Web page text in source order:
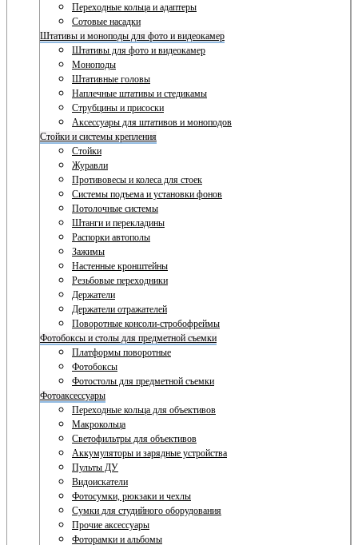
Переходные кольца и адаптеры
Сотовые насадки
Штативы и моноподы для фото и видеокамер
Штативы для фото и видеокамер
Моноподы
Штативные головы
Наплечные штативы и стедикамы
Струбцины и присоски
Аксессуары для штативов и моноподов
Стойки и системы крепления
Стойки
Журавли
Противовесы и колеса для стоек
Системы подъема и установки фонов
Потолочные системы
Штанги и перекладины
Распорки автополы
Зажимы
Настенные кронштейны
Резьбовые переходники
Держатели
Держатели отражателей
Поворотные консоли-стробофреймы
Фотобоксы и столы для предметной съемки
Платформы поворотные
Фотобоксы
Фотостолы для предметной съемки
Фотоаксессуары
Переходные кольца для объективов
Макрокольца
Светофильтры для объективов
Аккумуляторы и зарядные устройства
Пульты ДУ
Видоискатели
Фотосумки, рюкзаки и чехлы
Сумки для студийного оборудования
Прочие аксессуары
Фоторамки и альбомы